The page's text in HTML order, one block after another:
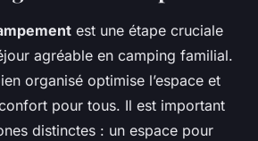
est une étape cruciale
agréable en camping familial.
organisé optimise l’espace et
pour tous. Il est important
distinctes : un espace pour